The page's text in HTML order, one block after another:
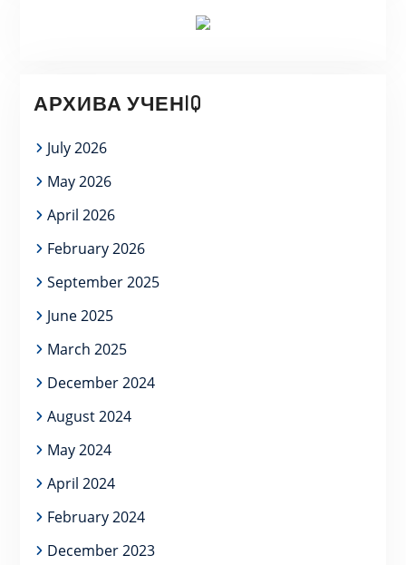
АРХИВА УЧЕНIQ
July 2026
May 2026
April 2026
February 2026
September 2025
June 2025
March 2025
December 2024
August 2024
May 2024
April 2024
February 2024
December 2023